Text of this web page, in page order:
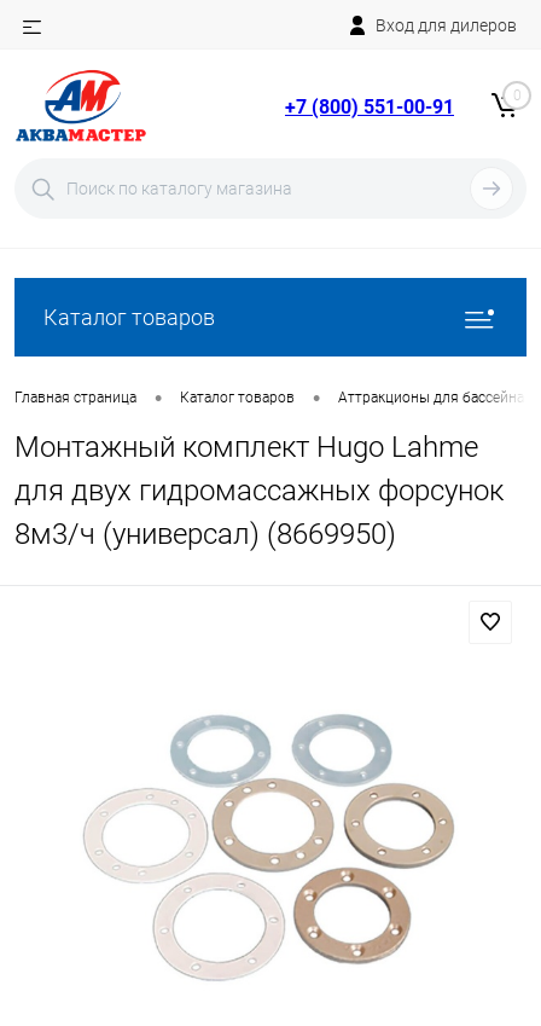
Вход для дилеров
+7 (800) 551-00-91 0
Каталог товаров
Главная страница • Каталог товаров • Аттракционы для бассейна
Монтажный комплект Hugo Lahme
для двух гидромассажных форсунок
8м3/ч (универсал) (8669950)